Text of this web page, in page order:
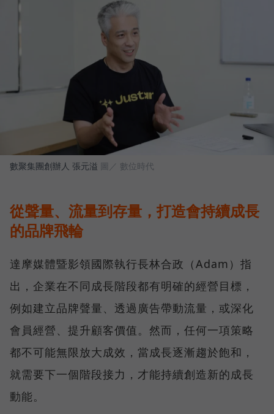
數聚集團創辦人 張元溢 圖／ 數位時代
從聲量、流量到存量，打造會持續成長
的品牌飛輪
達摩媒體暨影領國際執行長林合政（Adam）指
出，企業在不同成長階段都有明確的經營目標，
例如建立品牌聲量、透過廣告帶動流量，或深化
會員經營、提升顧客價值。然而，任何一項策略
都不可能無限放大成效，當成長逐漸趨於飽和，
就需要下一個階段接力，才能持續創造新的成長
動能。